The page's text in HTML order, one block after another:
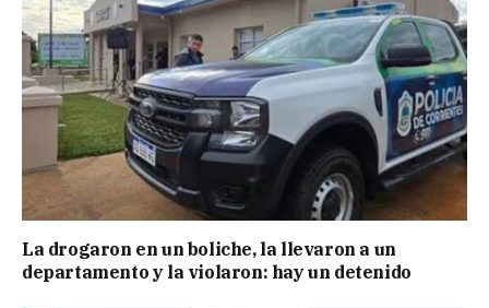
La drogaron en un boliche, la llevaron a un
departamento y la violaron: hay un detenido